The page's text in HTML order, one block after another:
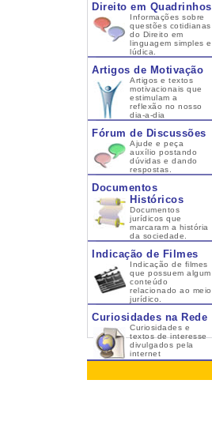
Direito em Quadrinhos
Informações sobre
questões cotidianas
do Direito em
linguagem simples e
lúdica.
Artigos de Motivação
Artigos e textos
motivacionais que
estimulam a
reflexão no nosso
dia-a-dia
Fórum de Discussões
Ajude e peça
auxílio postando
dúvidas e dando
respostas.
Documentos
Históricos
Documentos
jurídicos que
marcaram a história
da sociedade.
Indicação de Filmes
Indicação de filmes
que possuem algum
conteúdo
relacionado ao meio
jurídico.
Curiosidades na Rede
Curiosidades e
textos de interesse
divulgados pela
internet